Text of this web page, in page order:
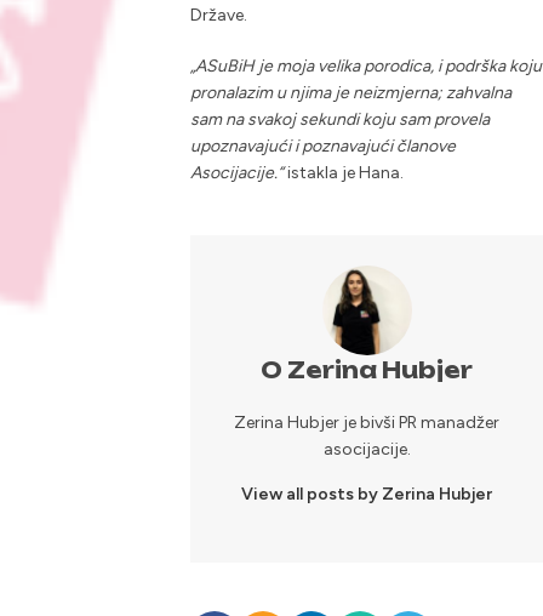
Države.
„ASuBiH je moja velika porodica, i podrška koju
pronalazim u njima je neizmjerna; zahvalna
sam na svakoj sekundi koju sam provela
upoznavajući i poznavajući članove
Asocijacije.“istakla je Hana.
O Zerina Hubjer
Zerina Hubjer je bivši PR manadžer
asocijacije.
View all posts by Zerina Hubjer